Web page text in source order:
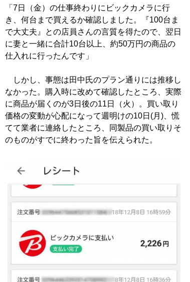
「7日（金）の仕事終わりにビックカメラに行
き、何台まで買えるか確認しました。『100台ま
で大丈夫』との店員さんの言質を得たので、翌日
に妻と一緒に合計10台以上、約50万円の商品の
仕入れに行ったんです」
しかし、事態は田中氏のプラン通りには推移し
なかった。購入時に改めて確認したところ、実際
に商品が届くのが3日後の11日（火）。買い取り
価格の変動が心配になって週明けの10日(月)、慌
てて業者に連絡したところ、同製品の買い取りそ
のものがすでに終わった旨を伝えられた。